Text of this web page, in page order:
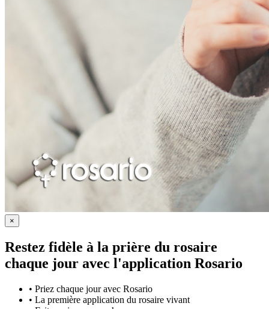
×
Restez fidèle à la prière du rosaire
chaque jour avec l'application Rosario
• Priez chaque jour avec Rosario
• La première application du rosaire vivant